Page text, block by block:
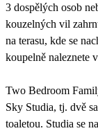
3 dospělých osob
kouzelných vil
na terasu, kde se
koupelně naleznete
Two Bedroom
Sky Studia, tj. dvě
toaletou. Studia se